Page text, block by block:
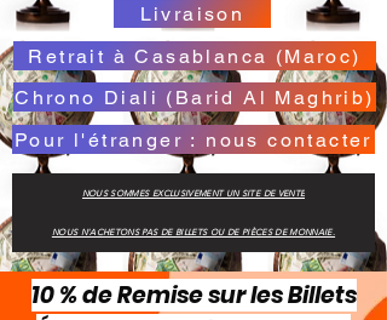
Livraison
Retrait à Casablanca (Maroc)
Chrono Diali (Barid Al Maghrib)
Pour l'étranger : nous contacter
NOUS SOMMES EXCLUSIVEMENT UN SITE DE VENTE
NOUS N'ACHETONS PAS DE BILLETS OU DE PIÈCES DE MONNAIE.
10 % de Remise sur les Billets